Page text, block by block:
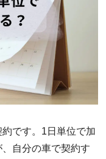
です。1日単位で加
自分の車で契約す